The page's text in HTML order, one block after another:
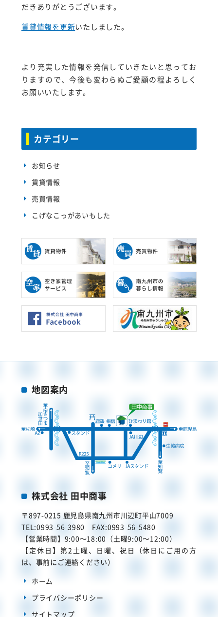
だきありがとうございます。
賃貸情報を更新いたしました。
より充実した情報を発信していきたいと思ってお
りますので、今後も変わらぬご愛顧の程よろしく
お願いいたします。
カテゴリー
お知らせ
賃貸情報
売買情報
こげなこっがあいもした
地図案内
株式会社 田中商事
〒897-0215鹿児島県南九州市川辺町平山7009
TEL:0993-56-3980FAX:0993-56-5480
【営業時間】9:00～18:00（土曜9:00～12:00）
【定休日】第2土曜、日曜、祝日（休日にご用の方
は、事前にご連絡ください）
ホーム
プライバシーポリシー
サイトマップ